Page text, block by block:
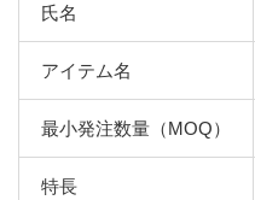
氏名
アイテム名
最小発注数量（MOQ）
特長